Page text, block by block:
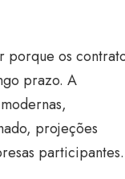
porque os
prazo. A
projeções
participantes.